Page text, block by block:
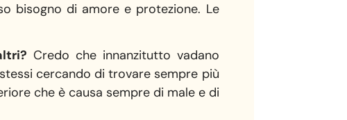
bisogno di amore e protezione. Le
Credo che innanzitutto vadano
cercando di trovare sempre più
che è causa sempre di male e di